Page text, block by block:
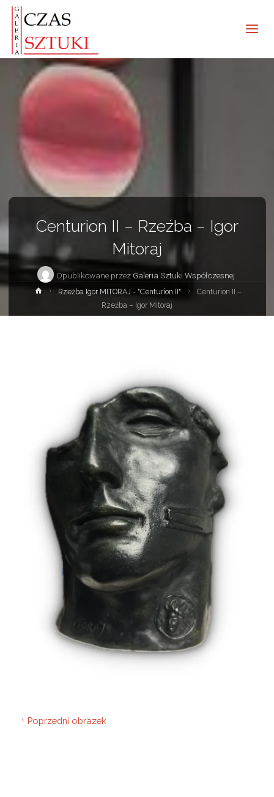
Centurion II – Rzeźba – Igor
Mitoraj
Opublikowane przez Galeria Sztuki Współczesnej
StronaRzeźba Igor MITORAJ - "Centurion II"
Centurion II –
Rzeźba – Igor Mitoraj
Poprzedni obrazek